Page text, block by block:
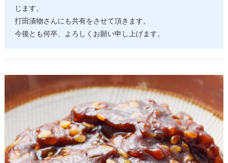
じます。
打田漬物さんにも共有をさせて頂きます。
今後とも何卒、よろしくお願い申し上げます。